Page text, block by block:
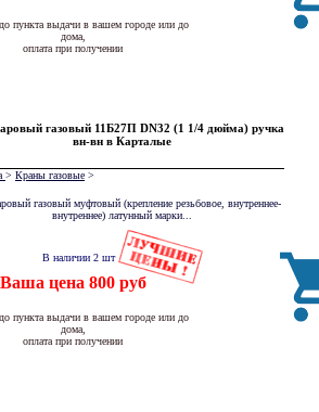
до пункта выдачи в вашем городе или до
дома,
оплата при получении
газовый 11Б27П DN32 (1 1/4 дюйма) ручка
вн-вн в Карталые
> Краны газовые >
газовый муфтовый (крепление резьбовое, внутреннее-
внутреннее) латунный марки...
Ваша цена 800 руб
до пункта выдачи в вашем городе или до
дома,
оплата при получении
В наличии 2 шт